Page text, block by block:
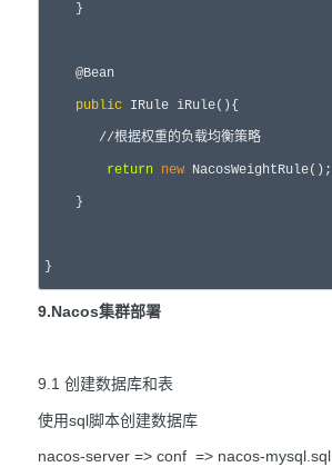
    }
    @Bean
public IRule iRule(){
//根据权重的负载均衡策略
return new NacosWeightRule();
    }
}
9.Nacos集群部署
9.1 创建数据库和表
使用sql脚本创建数据库
nacos-server => conf => nacos-mysql.sql